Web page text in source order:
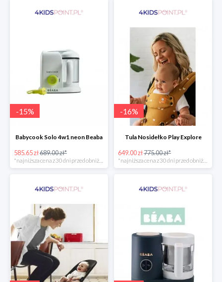
-15%
Babycook Solo 4w1 neon Beaba
585.65 zł689.00 zł*
-16%
Tula Nosidełko Play Explore
649.00 zł775.00 zł*